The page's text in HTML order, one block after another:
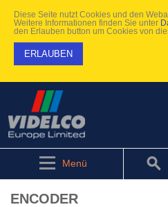
Diese Seite nutzt Cookies und den
Weitere Informationen finden Sie unter
den Erlauben button um Cookies von
ERLAUBEN
Menü
ENCODER